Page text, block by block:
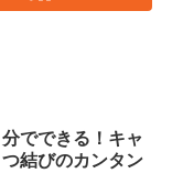
分でできる！キャ
結びのカンタン